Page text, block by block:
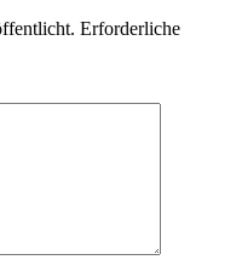
Erforderliche